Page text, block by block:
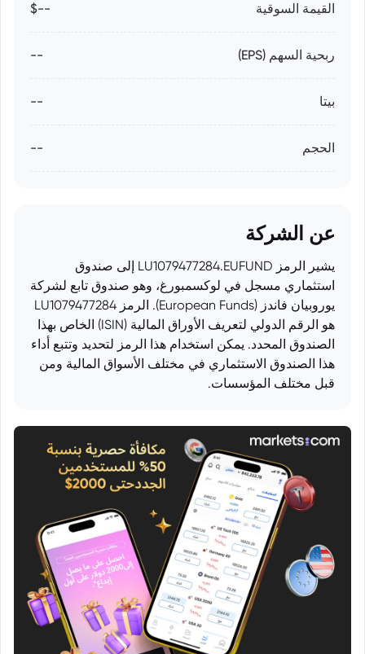
القيمة السوقية --$
ربحية السهم (EPS) --
بيتا --
الحجم --
عن الشركة
يشير الرمز LU1079477284.EUFUND إلى صندوق
استثماري مسجل في لوكسمبورغ، وهو صندوق تابع لشركة
يوروبيان فاندز (European Funds). الرمز LU1079477284
هو الرقم الدولي لتعريف الأوراق المالية (ISIN) الخاص بهذا
الصندوق المحدد. يمكن استخدام هذا الرمز لتحديد وتتبع أداء
هذا الصندوق الاستثماري في مختلف الأسواق المالية ومن
قبل مختلف المؤسسات.